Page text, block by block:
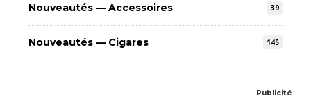
Nouveautés — Accessoires 39
Nouveautés — Cigares 145
Publicité